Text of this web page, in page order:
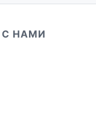
С НАМИ